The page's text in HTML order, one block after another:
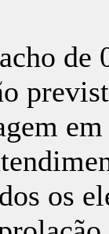
de
os